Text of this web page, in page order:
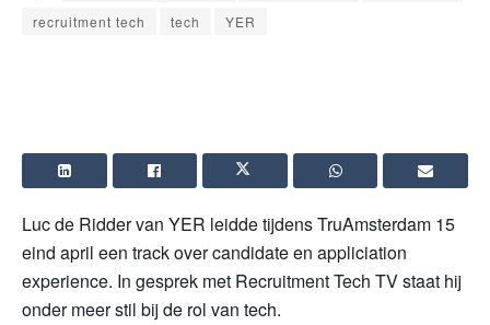
recruitment tech
tech YER
Luc de Ridder van YER leidde tijdens TruAmsterdam 15
eind april een track over candidate en appliciation
experience. In gesprek met Recruitment Tech TV staat hij
onder meer stil bij de rol van tech.